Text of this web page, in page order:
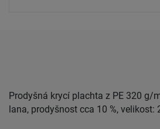
Prodyšná krycí plachta z PE 320 g/
lana, prodyšnost cca 10 %, velikost: